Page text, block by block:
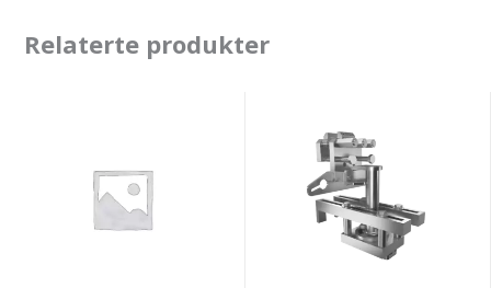
Relaterte produkter
clamps